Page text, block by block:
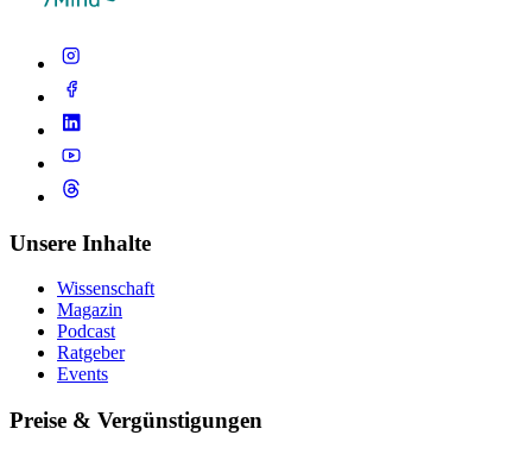
Unsere Inhalte
Wissenschaft
Magazin
Podcast
Ratgeber
Events
Preise & Vergünstigungen